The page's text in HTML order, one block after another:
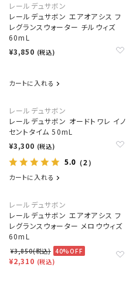
レールデュサボン
レールデュサボン エアオアシス フ
レグランスウォーター チルウィズ
60mL
¥3,850 (税込)
カートに入れる
レールデュサボン
レールデュサボン オードトワレ イノ
セントタイム 50mL
¥3,300 (税込)
5.0 （2）
カートに入れる
レールデュサボン
レールデュサボン エアオアシス フ
レグランスウォーター メロウウィズ
60mL
¥3,850(税込) 40%OFF
¥2,310 (税込)